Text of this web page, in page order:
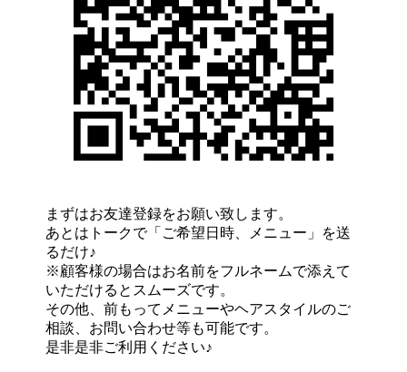
まずはお友達登録をお願い致します。
あとはトークで「ご希望日時、メニュー」を送
るだけ♪
※顧客様の場合はお名前をフルネームで添えて
いただけるとスムーズです。
その他、前もってメニューやヘアスタイルのご
相談、お問い合わせ等も可能です。
是非是非ご利用ください♪